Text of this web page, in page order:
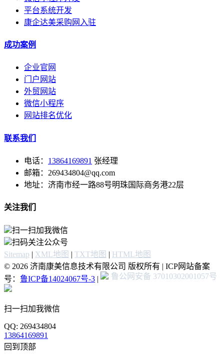
平台系统开发
康企达美采购网入驻
成功案例
企业官网
门户网站
外贸网站
微信小程序
网站排名优化
联系我们
电话： 13864169891 张经理
邮箱：269434804@qq.com
地址：济南市经一路88号明珠国际商务港22层
关注我们
扫一扫加我微信
扫码关注公众号
Sitemap | XML地图 | TXT地图 | HTML地图
© 2026 济南康美信息技术有限公司 版权所有 | ICP网站备案
号： 鲁ICP备14024067号-3 | 鲁公网安备 37010302001057号
扫一扫加我微信
QQ: 269434804
13864169891
回到顶部